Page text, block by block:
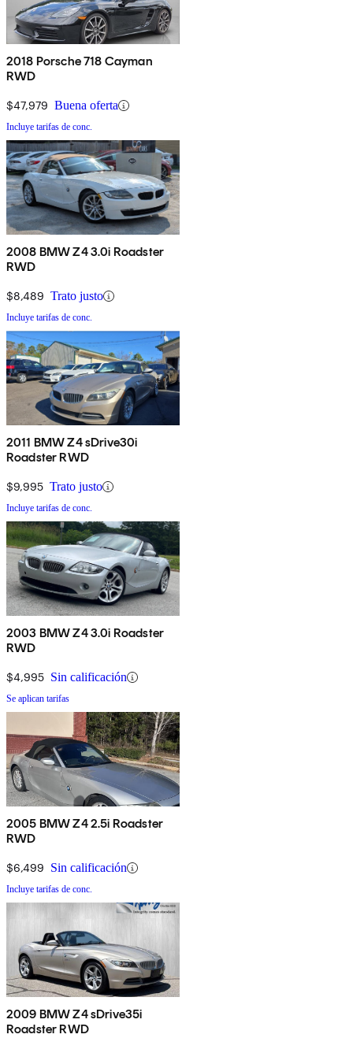
2018 Porsche 718 Cayman
RWD
$47,979 Buena oferta
Incluye tarifas de conc.
2008 BMW Z4 3.0i Roadster
RWD
$8,489 Trato justo
Incluye tarifas de conc.
2011 BMW Z4 sDrive30i
Roadster RWD
$9,995 Trato justo
Incluye tarifas de conc.
2003 BMW Z4 3.0i Roadster
RWD
$4,995 Sin calificación
Se aplican tarifas
2005 BMW Z4 2.5i Roadster
RWD
$6,499 Sin calificación
Incluye tarifas de conc.
2009 BMW Z4 sDrive35i
Roadster RWD